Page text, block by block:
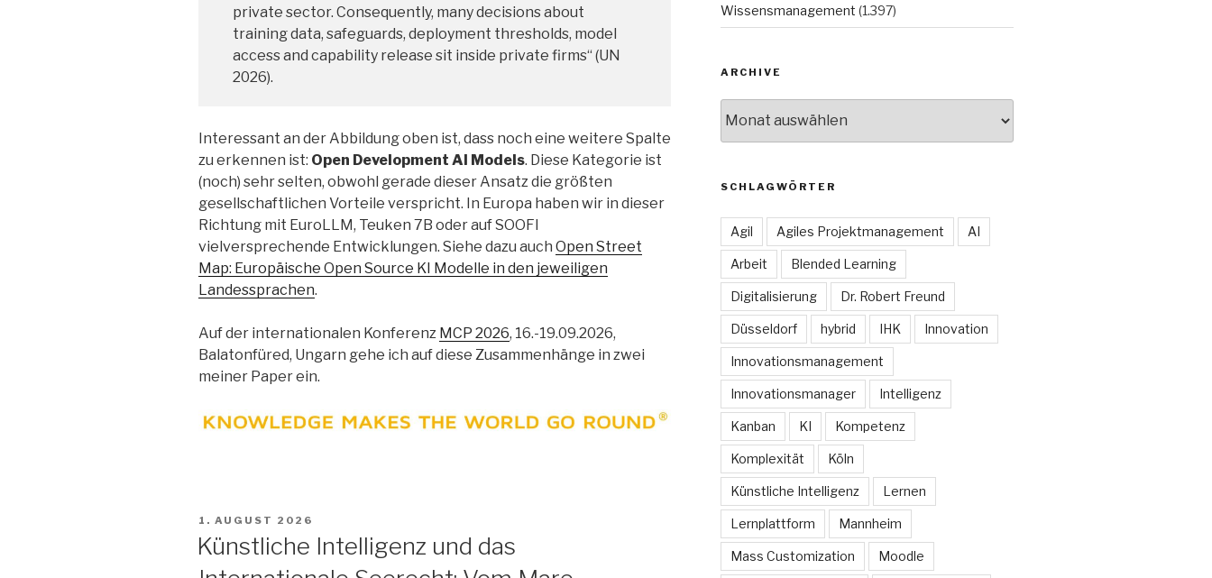
private sector. Consequently, many decisions about
training data, safeguards, deployment thresholds, model
access and capability release sit inside private firms“ (UN
2026).
Interessant an der Abbildung oben ist, dass noch eine weitere Spalte
zu erkennen ist: Open Development AI Models. Diese Kategorie ist
(noch) sehr selten, obwohl gerade dieser Ansatz die größten
gesellschaftlichen Vorteile verspricht. In Europa haben wir in dieser
Richtung mit EuroLLM, Teuken 7B oder auf SOOFI
vielversprechende Entwicklungen. Siehe dazu auch Open Street
Map: Europäische Open Source KI Modelle in den jeweiligen
Landessprachen.
Auf der internationalen Konferenz MCP 2026, 16.-19.09.2026,
Balatonfüred, Ungarn gehe ich auf diese Zusammenhänge in zwei
meiner Paper ein.
VERÖFFENTLICHT
1. AUGUST 2026
Künstliche Intelligenz und das
Wissensmanagement (1.397)
ARCHIVE
SCHLAGWÖRTER
Agil Agiles Projektmanagement AI
Arbeit Blended Learning
Digitalisierung Dr. Robert Freund
Düsseldorf hybrid IHK Innovation
Innovationsmanagement
Innovationsmanager Intelligenz
Kanban KI Kompetenz
Komplexität Köln
Künstliche Intelligenz Lernen
Lernplattform Mannheim
Mass Customization Moodle